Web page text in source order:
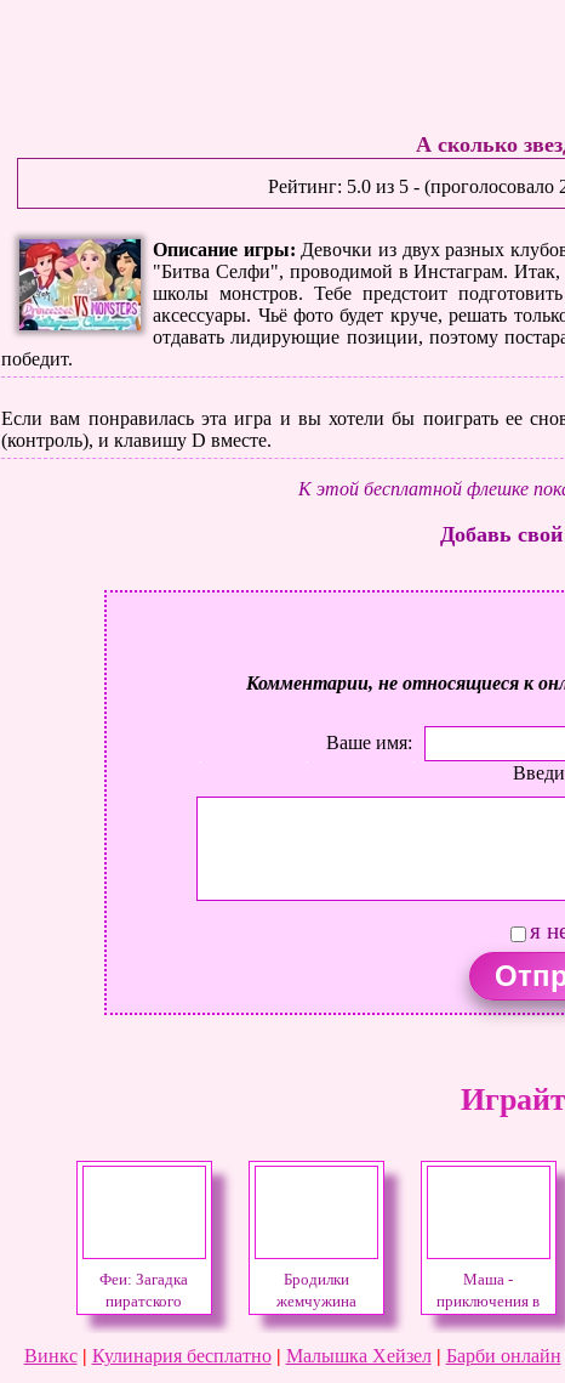
А сколько
Рейтинг: 5.0 из 5 - (проголосовало
Описание игры: Девочки из двух разных
"Битва Селфи", проводимой в Инстаграм.
школы монстров. Тебе предстоит
аксессуары. Чьё фото будет круче, решать
отдавать лидирующие позиции, поэтому
победит.
Если вам понравилась эта игра и вы хотели бы поиграть ее
(контроль), и клавишу D вместе.
К этой бесплатной флешке
Добавь
Комментарии, не относящиеся к
Ваше имя:
я
Феи: Загадка
пиратского
острова
Бродилки
жемчужина
русалки
Маша -
приключения в
школе
Винкс| Кулинария бесплатно| Малышка Хейзел| Барби онлайн